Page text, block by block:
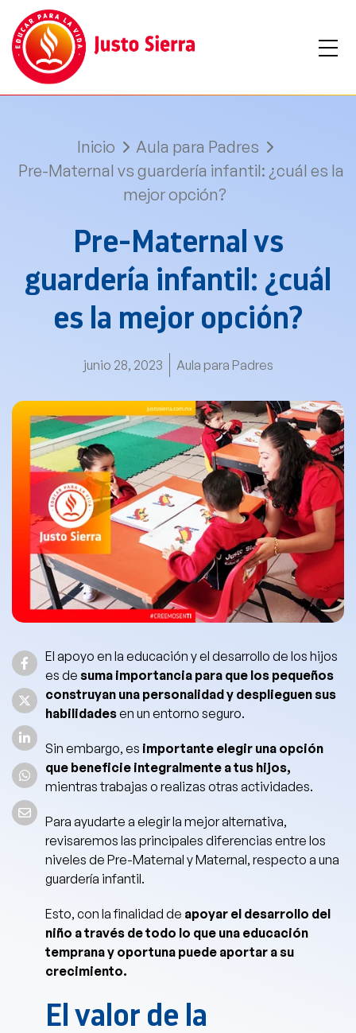
Inicio
Aula para Padres
Pre-Maternal vs guardería infantil: ¿cuál es la
mejor opción?
Pre-Maternal vs
guardería infantil: ¿cuál
es la mejor opción?
junio 28, 2023 Aula para Padres
El apoyo en la educación y el desarrollo de los hijos
es de suma importancia para que los pequeños
construyan una personalidad y desplieguen sus
habilidadesen un entorno seguro.
Sin embargo, es importante elegir una opción
que beneficie integralmente a tus hijos,
mientras trabajas o realizas otras actividades.
Para ayudarte a elegir la mejor alternativa,
revisaremos las principales diferencias entre los
niveles de Pre-Maternal y Maternal, respecto a una
guardería infantil.
Esto, con la finalidad de apoyar el desarrollo del
niño a través de todo lo que una educación
temprana y oportuna puede aportar a su
crecimiento.
El valor de la